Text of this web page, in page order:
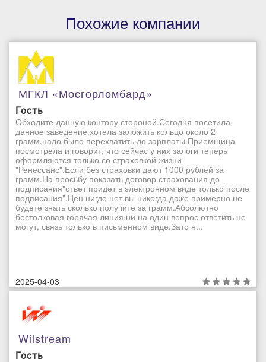
Похожие компании
МГКЛ «Мосгорломбард»
Гость
Обходите данную контору стороной.Сегодня посетила
данное заведение,хотела заложить кольцо около 2
грамм,надо было перехватить до зарплаты.Приемщица
посмотрела и говорит, что сейчас у них залоги теперь
оформляются только со страховкой жизни
"Ренессанс".Если без страховки дают 1000 рублей за
грамм.На просьбу показать договор страхования до
подписания"ответ придет в электронном виде только после
подписания".Цен нигде нет,вы никогда даже примерно не
будете знать сколько получите за грамм.Абсолютно
бестолковая горячая линия,ни на один вопрос ответить не
могут, связь только в письменном виде.Зато н...
2025-04-03
Wilstream
Гость